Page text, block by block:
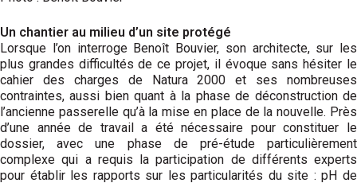
Un chantier au milieu d’un site protégé
Lorsque l’on interroge Benoît Bouvier, son architecte, sur les
plus grandes difficultés de ce projet, il évoque sans hésiter le
cahier des charges de Natura 2000 et ses nombreuses
contraintes, aussi bien quant à la phase de déconstruction de
l’ancienne passerelle qu’à la mise en place de la nouvelle. Près
d’une année de travail a été nécessaire pour constituer le
dossier, avec une phase de pré-étude particulièrement
complexe qui a requis la participation de différents experts
pour établir les rapports sur les particularités du site : pH de